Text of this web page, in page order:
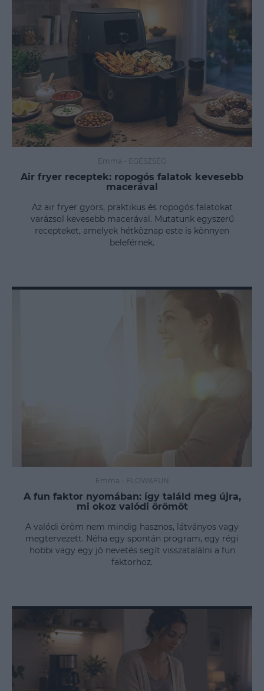
Emma - EGÉSZSÉG
Air fryer receptek: ropogós falatok kevesebb
macerával
Az air fryer gyors, praktikus és ropogós falatokat
varázsol kevesebb macerával. Mutatunk egyszerű
recepteket, amelyek hétköznap este is könnyen
beleférnek.
Emma - FLOW&FUN
A fun faktor nyomában: így találd meg újra,
mi okoz valódi örömöt
A valódi öröm nem mindig hasznos, látványos vagy
megtervezett. Néha egy spontán program, egy régi
hobbi vagy egy jó nevetés segít visszatalálni a fun
faktorhoz.